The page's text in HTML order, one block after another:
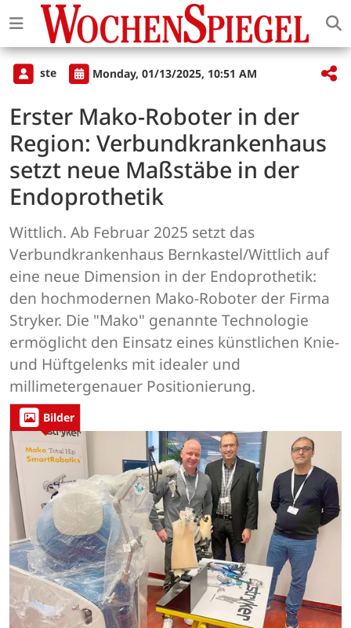
ste Monday, 01/13/2025, 10:51 AM
Erster Mako-Roboter in der
Region: Verbundkrankenhaus
setzt neue Maßstäbe in der
Endoprothetik
Wittlich. Ab Februar 2025 setzt das
Verbundkrankenhaus Bernkastel/Wittlich auf
eine neue Dimension in der Endoprothetik:
den hochmodernen Mako-Roboter der Firma
Stryker. Die "Mako" genannte Technologie
ermöglicht den Einsatz eines künstlichen Knie-
und Hüftgelenks mit idealer und
millimetergenauer Positionierung.
Bilder